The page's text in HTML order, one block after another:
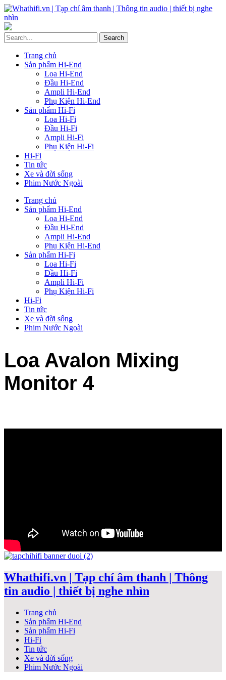
Trang chủ
Sản phẩm Hi-End
Loa Hi-End
Đầu Hi-End
Ampli Hi-End
Phụ Kiện Hi-End
Sản phẩm Hi-Fi
Loa Hi-Fi
Đầu Hi-Fi
Ampli Hi-Fi
Phụ Kiện Hi-Fi
Hi-Fi
Tin tức
Xe và đời sống
Phim Nước Ngoài
Trang chủ
Sản phẩm Hi-End
Loa Hi-End
Đầu Hi-End
Ampli Hi-End
Phụ Kiện Hi-End
Sản phẩm Hi-Fi
Loa Hi-Fi
Đầu Hi-Fi
Ampli Hi-Fi
Phụ Kiện Hi-Fi
Hi-Fi
Tin tức
Xe và đời sống
Phim Nước Ngoài
Loa Avalon Mixing
Monitor 4
Whathifi.vn | Tạp chí âm thanh | Thông
tin audio | thiết bị nghe nhìn
Trang chủ
Sản phẩm Hi-End
Sản phẩm Hi-Fi
Hi-Fi
Tin tức
Xe và đời sống
Phim Nước Ngoài